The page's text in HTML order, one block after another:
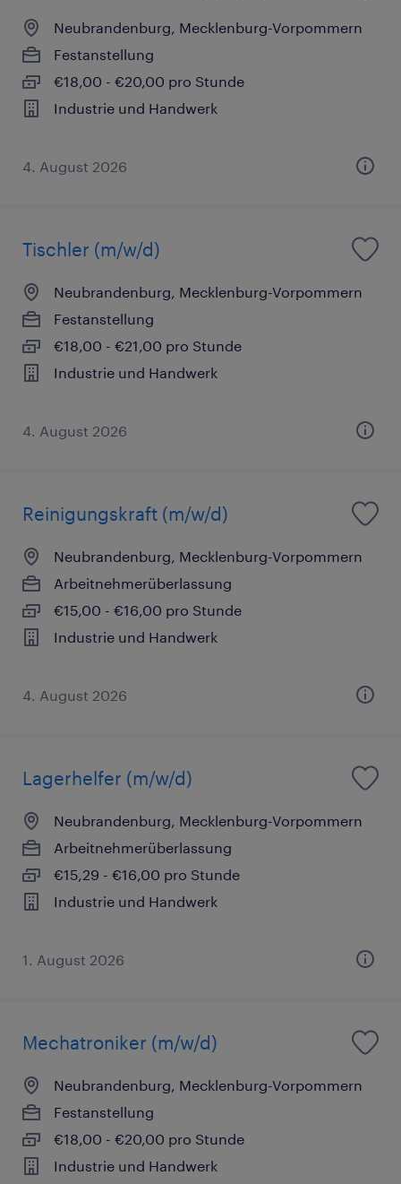
Neubrandenburg, Mecklenburg-Vorpommern
Festanstellung
€18,00 - €20,00 pro Stunde
Industrie und Handwerk
4. August 2026
Tischler (m/w/d)
Neubrandenburg, Mecklenburg-Vorpommern
Festanstellung
€18,00 - €21,00 pro Stunde
Industrie und Handwerk
4. August 2026
Reinigungskraft (m/w/d)
Neubrandenburg, Mecklenburg-Vorpommern
Arbeitnehmerüberlassung
€15,00 - €16,00 pro Stunde
Industrie und Handwerk
4. August 2026
Lagerhelfer (m/w/d)
Neubrandenburg, Mecklenburg-Vorpommern
Arbeitnehmerüberlassung
€15,29 - €16,00 pro Stunde
Industrie und Handwerk
1. August 2026
Mechatroniker (m/w/d)
Neubrandenburg, Mecklenburg-Vorpommern
Festanstellung
€18,00 - €20,00 pro Stunde
Industrie und Handwerk